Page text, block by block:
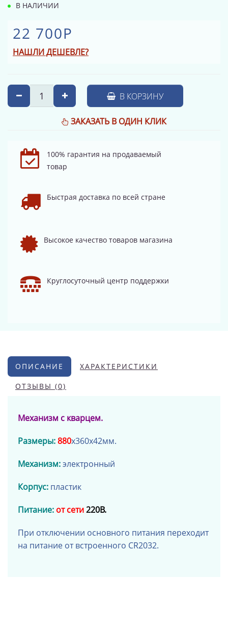
В НАЛИЧИИ
22 700Р
НАШЛИ ДЕШЕВЛЕ?
В КОРЗИНУ
ЗАКАЗАТЬ В ОДИН КЛИК
100% гарантия на продаваемый
товар
Быстрая доставка по всей стране
Высокое качество товаров магазина
Круглосуточный центр поддержки
ОПИСАНИЕ ХАРАКТЕРИСТИКИ
ОТЗЫВЫ (0)
Механизм с кварцем.
Размеры:880x360x42мм.
Механизм:электронный
Корпус: пластик
Питание: от сети220В.
При отключении основного питания переходит
на питание от встроенного CR2032.